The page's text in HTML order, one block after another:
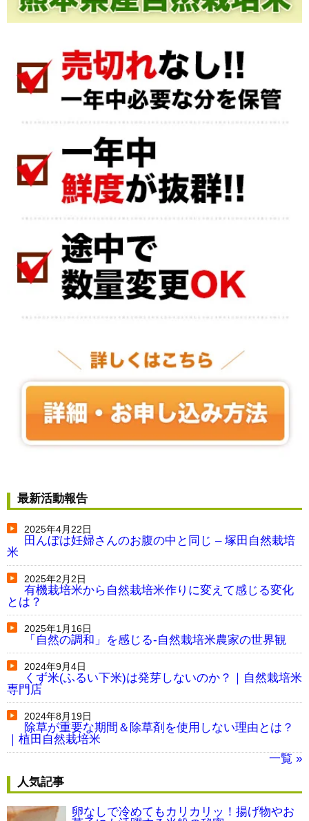
最新活動報告
2025年4月22日
田んぼは妊婦さんのお腹の中と同じ – 塚田自然栽培
米
2025年2月2日
有機栽培米から自然栽培米作りに変えて感じる変化
とは？
2025年1月16日
「自然の調和」を感じる-自然栽培米農家の世界観
2024年9月4日
くず米(ふるい下米)は発芽しないのか？｜自然栽培米
専門店
2024年8月19日
除草が重要な期間＆除草剤を使用しない理由とは？
｜植田自然栽培米
一覧 »
人気記事
卵なしで冷めてもカリカリッ！揚げ物やお